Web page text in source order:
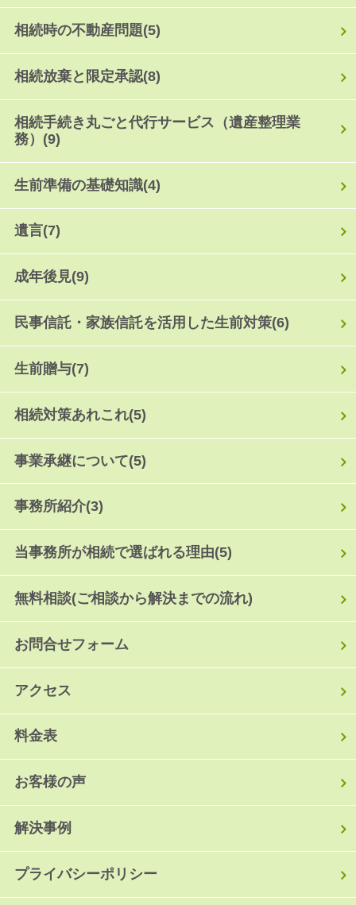
相続時の不動産問題(5)
相続放棄と限定承認(8)
相続手続き丸ごと代行サービス（遺産整理業
務） (9)
生前準備の基礎知識(4)
遺言(7)
成年後見(9)
民事信託・家族信託を活用した生前対策(6)
生前贈与(7)
相続対策あれこれ(5)
事業承継について(5)
事務所紹介(3)
当事務所が相続で選ばれる理由(5)
無料相談(ご相談から解決までの流れ)
お問合せフォーム
アクセス
料金表
お客様の声
解決事例
プライバシーポリシー